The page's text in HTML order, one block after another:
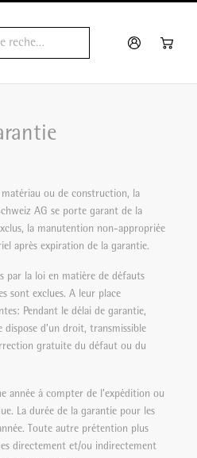
matériau ou de construction, la
AG se porte garant de la
la manutention non-appropriée
après expiration de la garantie.
par la loi en matière de défauts
sont exclues. A leur place
Pendant le délai de garantie,
dispose d’un droit, transmissible
gratuite du défaut ou du
année à compter de l’expédition ou
La durée de la garantie pour les
Toute autre prétention plus
directement et/ou indirectement